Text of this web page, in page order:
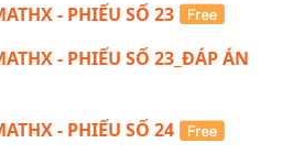
- PHIẾU SỐ 23
- PHIẾU SỐ 23_ĐÁP ÁN
- PHIẾU SỐ 24